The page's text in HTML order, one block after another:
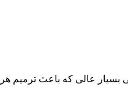
بسیار عالی که باعث ترمیم